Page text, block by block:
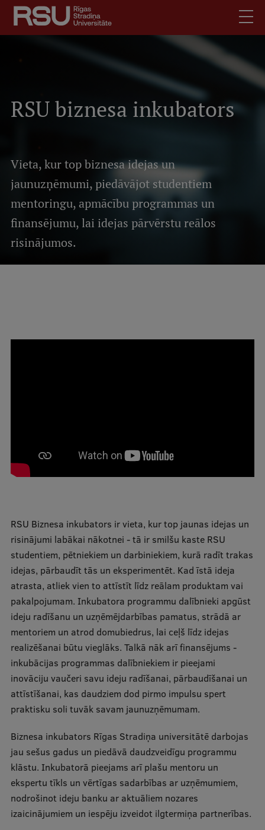
Pārlekt
galveno
saturu
Meklēt Mobile
augšējā
Skolēniem
Darbiniekiem
Darba devējiem
Bibliotēka
Kontakti
Vakances
Praktiska informācija
Studentu dzīve
Studiju norises vietas
Fakultātes
Mūsu cilvēki
Stratēģija
Struktūra
Vēsture un tradīcijas
Aula
Muzeji un ekspozīcijas
Ģerbonis
RSU biznesa inkubators
Vieta, kur top biznesa idejas un
jaunuzņēmumi, piedāvājot studentiem
mentoringu, apmācību programmas un
finansējumu, lai idejas pārvērstu reālos
risinājumos.
RSU Biznesa inkubators ir vieta, kur top jaunas idejas un
risinājumi labākai nākotnei - tā ir smilšu kaste RSU
studentiem, pētniekiem un darbiniekiem, kurā radīt trakas
idejas, pārbaudīt tās un eksperimentēt. Kad īstā ideja
atrasta, atliek vien to attīstīt līdz reālam produktam vai
pakalpojumam. Inkubatora programmu dalībnieki apgūst
ideju radīšanu un uzņēmējdarbības pamatus, strādā ar
mentoriem un atrod domubiedrus, lai ceļš līdz idejas
realizēšanai būtu vieglāks. Talkā nāk arī finansējums -
inkubācijas programmas dalībniekiem ir pieejami
inovāciju vaučeri savu ideju radīšanai, pārbaudīšanai un
attīstīšanai, kas daudziem dod pirmo impulsu spert
praktisku soli tuvāk savam jaunuzņēmumam.
Biznesa inkubators Rīgas Stradiņa universitātē darbojas
jau sešus gadus un piedāvā daudzveidīgu programmu
klāstu. Inkubatorā pieejams arī plašu mentoru un
ekspertu tīkls un vērtīgas sadarbības ar uzņēmumiem,
nodrošinot ideju banku ar aktuāliem nozares
izaicinājumiem un iespēju izveidot ilgtermiņa partnerības.